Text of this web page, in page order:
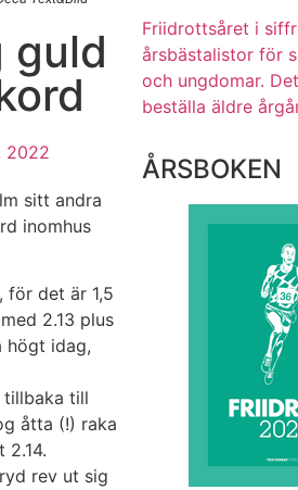
guld
2022
sitt andra
inomhus
för det är 1,5
2.13 plus
högt idag,
tillbaka till
åtta (!) raka
2.14.
rev ut sig
Friidrottsåret i
årsbästalistor för
och ungdomar.
beställa äldre
ÅRSBOKEN